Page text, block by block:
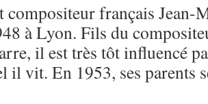
compositeur français
à Lyon. Fils du
il est très tôt influencé
il vit. En 1953, ses